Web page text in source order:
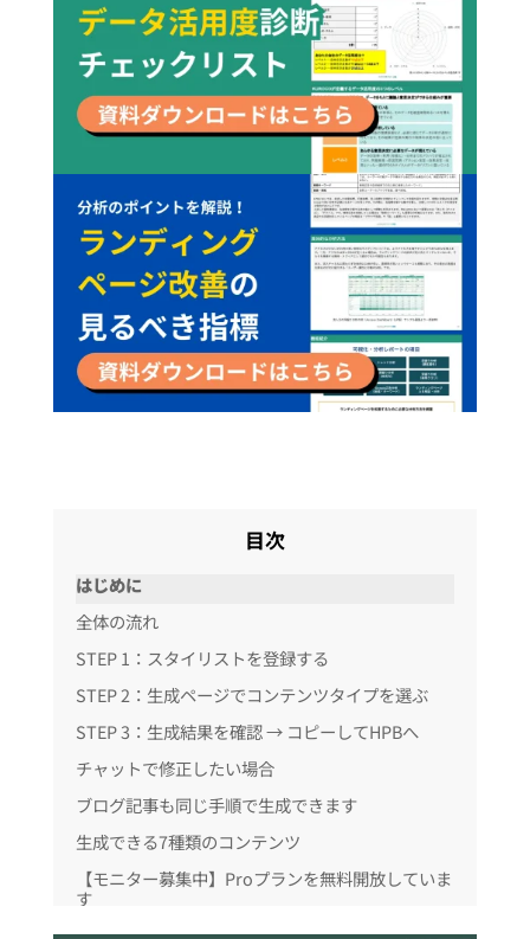
目次
はじめに
全体の流れ
STEP 1：スタイリストを登録する
STEP 2：生成ページでコンテンツタイプを選ぶ
STEP 3：生成結果を確認 → コピーしてHPBへ
チャットで修正したい場合
ブログ記事も同じ手順で生成できます
生成できる7種類のコンテンツ
【モニター募集中】Proプランを無料開放していま
す